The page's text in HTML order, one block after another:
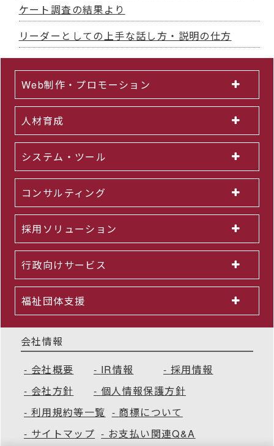
ケート調査の結果より
リーダーとしての上手な話し方・説明の仕方
Web制作・プロモーション
人材育成
システム・ツール
コンサルティング
採用ソリューション
行政向けサービス
福祉団体支援
会社情報
会社概要
IR情報
採用情報
会社方針
個人情報保護方針
利用規約等一覧
商標について
サイトマップ
お支払い関連Q&A